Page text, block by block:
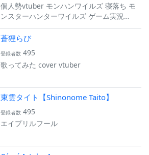
個人勢vtuber モンハンワイルズ 寝落ち モ
ンスターハンターワイルズ ゲーム実況
蒼狸らび
登録者数 495
歌ってみた cover vtuber
東雲タイト【Shinonome Taito】
登録者数 495
エイプリルフール